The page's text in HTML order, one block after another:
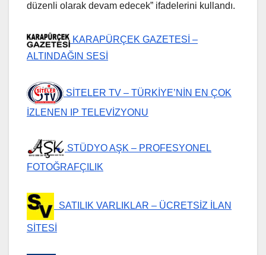
düzenli olarak devam edecek” ifadelerini kullandı.
KARAPÜRÇEK GAZETESİ –
ALTINDAĞIN SESİ
SİTELER TV – TÜRKİYE’NİN EN ÇOK
İZLENEN IP TELEVİZYONU
STÜDYO AŞK – PROFESYONEL
FOTOĞRAFÇILIK
SATILIK VARLIKLAR – ÜCRETSİZ İLAN
SİTESİ